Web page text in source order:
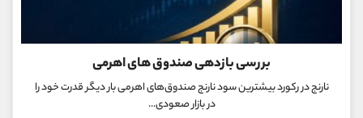
بررسی بازدهی صندوق های اهرمی
نارنج در رکورد بیشترین سود نارنج صندوق‌های اهرمی بار دیگر قدرت خود را
در بازار صعودی...